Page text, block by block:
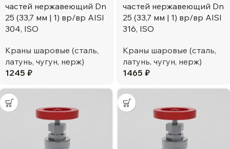
частей нержавеющий Dn
25 (33,7 мм | 1) вр/вр AISI
304, ISO
Краны шаровые (сталь,
латунь, чугун, нерж)
1245 ₽
частей нержавеющий Dn
25 (33,7 мм | 1) вр/вр AISI
316, ISO
Краны шаровые (сталь,
латунь, чугун, нерж)
1465 ₽